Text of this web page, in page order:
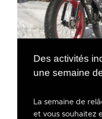
Des activités
une semaine
La semaine de
et vous souhaitez